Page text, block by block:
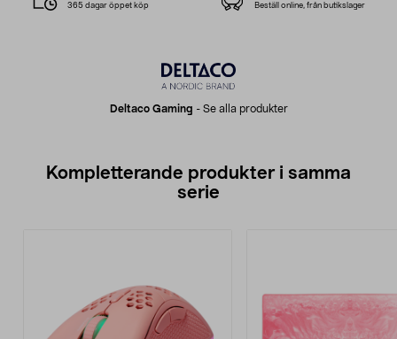
Deltaco Gaming - Se alla produkter
365 dagar öppet köp Beställ online, från butikslager
Kompletterande produkter i samma
serie